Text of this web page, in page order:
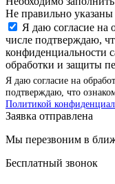
Не правильно указаны
Я даю согласие на
числе подтверждаю,
конфиденциальности
обработки и защиты
Я даю согласие на
подтверждаю, что
Политикой
Заявка отправлена
Мы перезвоним в
Бесплатный звонок